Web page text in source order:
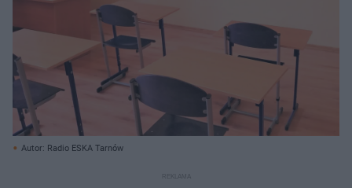
Autor: Radio ESKA Tarnów